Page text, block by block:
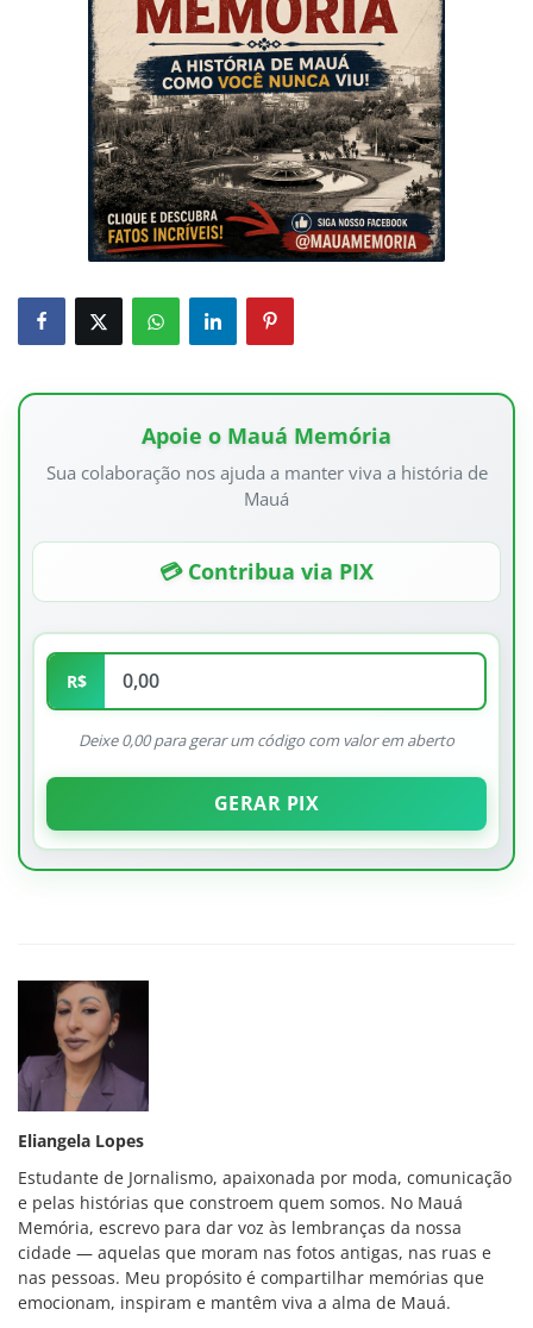
Apoie o Mauá Memória
Sua colaboração nos ajuda a manter viva a história de
Mauá
💳 Contribua via PIX
R$
Deixe 0,00 para gerar um código com valor em aberto
GERAR PIX
Eliangela Lopes
Estudante de Jornalismo, apaixonada por moda, comunicação
e pelas histórias que constroem quem somos. No Mauá
Memória, escrevo para dar voz às lembranças da nossa
cidade — aquelas que moram nas fotos antigas, nas ruas e
nas pessoas. Meu propósito é compartilhar memórias que
emocionam, inspiram e mantêm viva a alma de Mauá.